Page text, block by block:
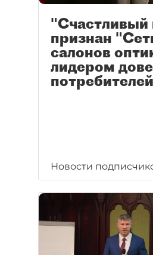
"Счастливый
признан
салонов
лидером
потребителей
Новости